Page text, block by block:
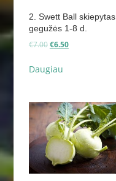
2. Swett Ball skiepytas
gegužės 1-8 d.
€7.00Original
was:
€6.50Current
Daugiau